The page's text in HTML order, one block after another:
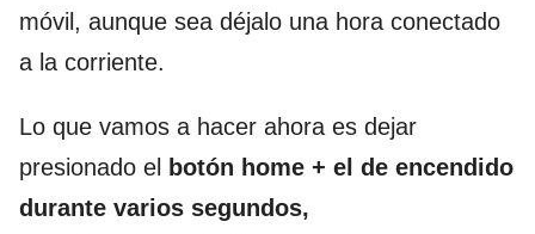
móvil, aunque sea déjalo una hora conectado
a la corriente.
Lo que vamos a hacer ahora es dejar
presionado el
botón home + el de encendido
durante varios segundos,